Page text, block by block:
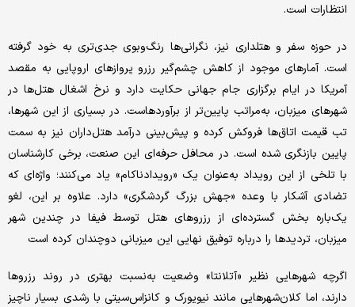
انتظارات است.
در حوزه‌ سفر و هتلداری نیز، نگرانی‌ها رنگ‌وبوی جدی‌تری به خود گرفته
است. آمارهای موجود از کاهش چشم‌گیر رزرو پروازهای اروپایی به مقصد
آمریکا در ایام برگزاری جام جهانی حکایت دارد و نرخ اشغال هتل‌ها در
شهرهای میزبان، به‌مراتب پایین‌تر از برآوردهاست. در بسیاری از این شهرها،
تب قیمت اتاق‌ها فروکش کرده و پیش‌بینی درآمد هتل‌داران نیز به سمت
پایین بازنگری شده است. در محافل حرفه‌ای این صنعت، برخی کارشناسان
با تلخی از این رویداد به‌عنوان یک «رویدادناکام» یاد می‌کنند؛ واژه‌ای که
تضادی آشکار با وعده‌ «جهش بزرگ گردشگری» دارد. علاوه بر این، لغو
یک‌باره‌ بخش گسترده‌ای از رزروهای هتل توسط فیفا در چندین شهر
میزبان، تردیدها را درباره‌ توفیق نهایی این میزبانی دوچندان کرده است
اگرچه شهرهایی نظیر «آتلانتا» وضعیت به‌نسبت بهتری در روند رزروها
دارند، اما کلان‌شهرهایی مانند نیویورک و کانزاس‌سیتی با رشدی بسیار ناچیز